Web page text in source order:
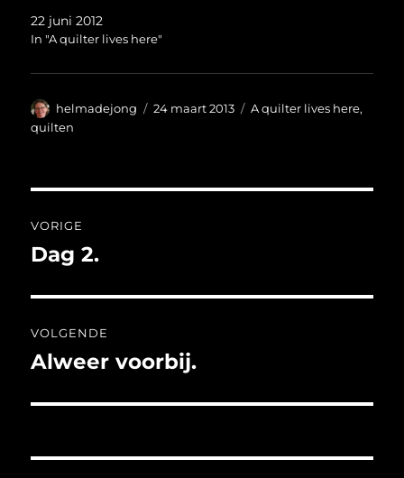
22 juni 2012
In "A quilter lives here"
Auteur
helmadejong
Geplaatst
24 maart 2013 Categorieën
A quilter lives here,
quilten
navigatie
VORIGE
Vorig
Dag 2.
VOLGENDE
Volgend
Alweer voorbij.